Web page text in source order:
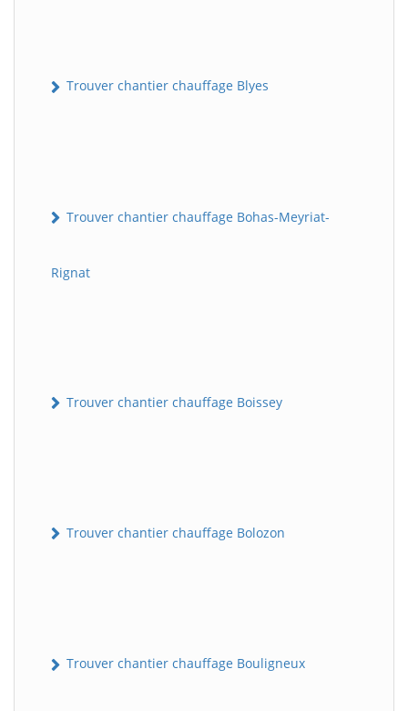
Trouver chantier chauffage Blyes
Trouver chantier chauffage Bohas-Meyriat-
Rignat
Trouver chantier chauffage Boissey
Trouver chantier chauffage Bolozon
Trouver chantier chauffage Bouligneux